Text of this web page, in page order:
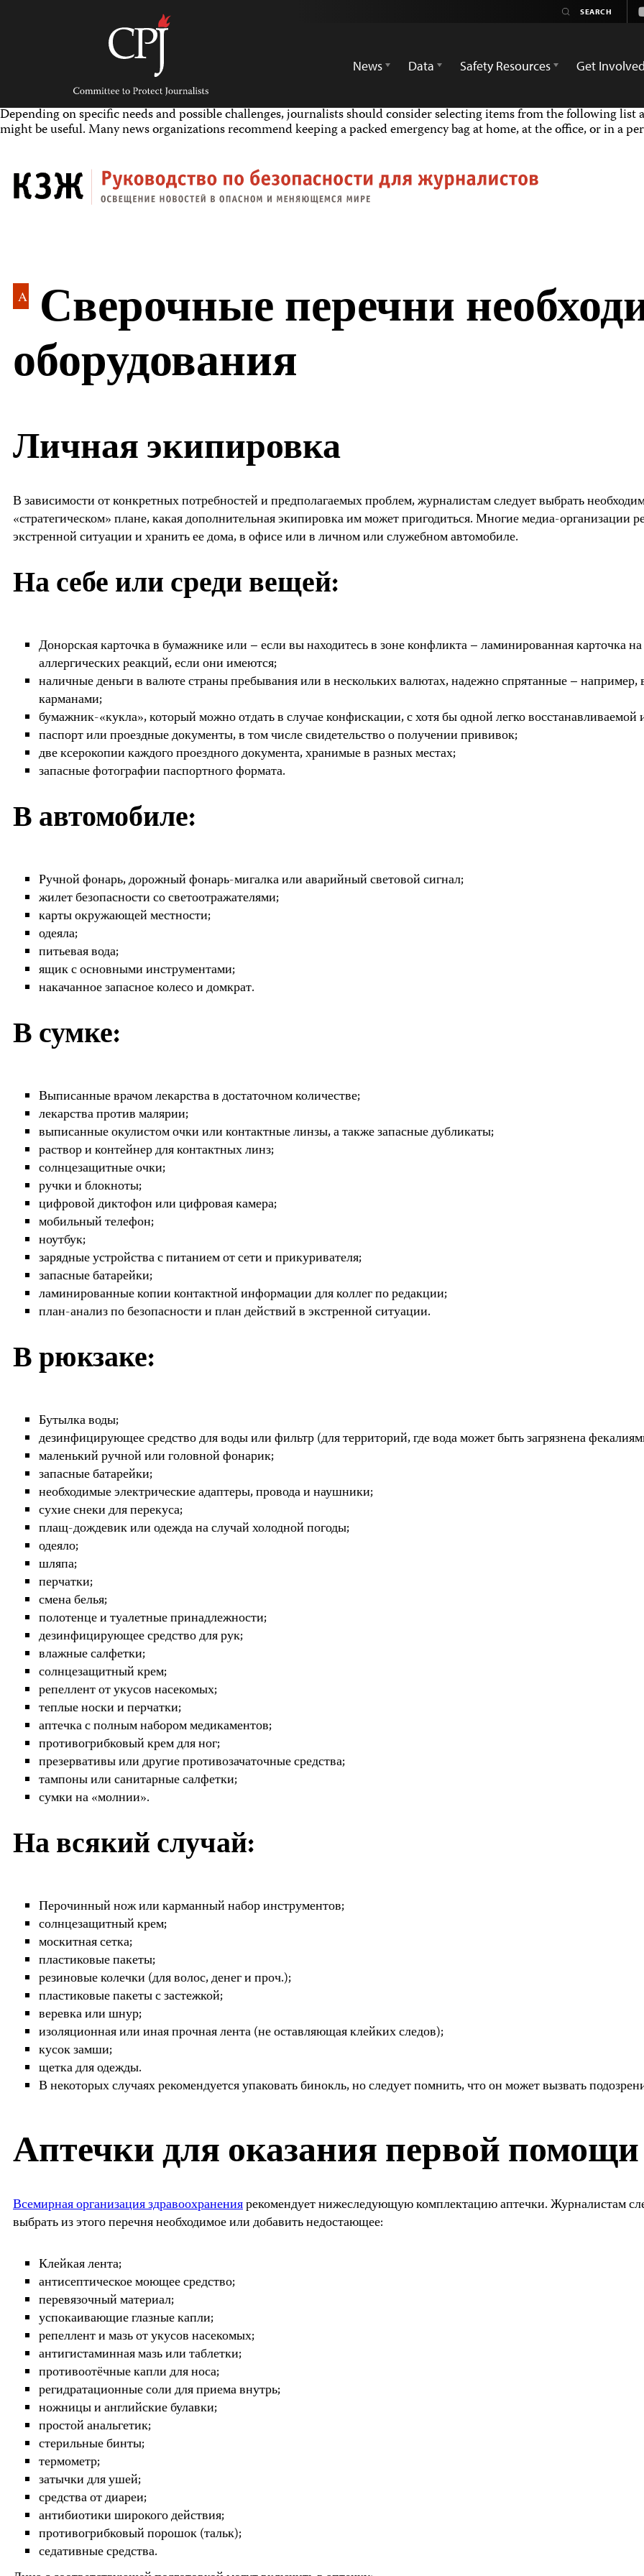
Committee
Protect
Journalists
News Data Safety Resources Get
Depending on specific needs and possible challenges, journalists should consider selecting items from the following
might be useful. Many news organizations recommend keeping a packed emergency bag at home, at the office, or in a
A Сверочные перечни
оборудования
Личная экипировка
В зависимости от конкретных потребностей и предполагаемых проблем, журналистам следует выбрать
«стратегическом» плане, какая дополнительная экипировка им может пригодиться. Многие медиа-организации
экстренной ситуации и хранить ее дома, в офисе или в личном или служебном автомобиле.
На себе или среди вещей:
Донорская карточка в бумажнике или – если вы находитесь в зоне конфликта – ламинированная
аллергических реакций, если они имеются;
наличные деньги в валюте страны пребывания или в нескольких валютах, надежно спрятанные –
карманами;
бумажник-«кукла», который можно отдать в случае конфискации, с хотя бы одной легко
паспорт или проездные документы, в том числе свидетельство о получении прививок;
две ксерокопии каждого проездного документа, хранимые в разных местах;
запасные фотографии паспортного формата.
В автомобиле:
Ручной фонарь, дорожный фонарь-мигалка или аварийный световой сигнал;
жилет безопасности со светоотражателями;
карты окружающей местности;
одеяла;
питьевая вода;
ящик с основными инструментами;
накачанное запасное колесо и домкрат.
В сумке:
Выписанные врачом лекарства в достаточном количестве;
лекарства против малярии;
выписанные окулистом очки или контактные линзы, а также запасные дубликаты;
раствор и контейнер для контактных линз;
солнцезащитные очки;
ручки и блокноты;
цифровой диктофон или цифровая камера;
мобильный телефон;
ноутбук;
зарядные устройства с питанием от сети и прикуривателя;
запасные батарейки;
ламинированные копии контактной информации для коллег по редакции;
план-анализ по безопасности и план действий в экстренной ситуации.
В рюкзаке:
Бутылка воды;
дезинфицирующее средство для воды или фильтр (для территорий, где вода может быть загрязнена
маленький ручной или головной фонарик;
запасные батарейки;
необходимые электрические адаптеры, провода и наушники;
сухие снеки для перекуса;
плащ-дождевик или одежда на случай холодной погоды;
одеяло;
шляпа;
перчатки;
смена белья;
полотенце и туалетные принадлежности;
дезинфицирующее средство для рук;
влажные салфетки;
солнцезащитный крем;
репеллент от укусов насекомых;
теплые носки и перчатки;
аптечка с полным набором медикаментов;
противогрибковый крем для ног;
презервативы или другие противозачаточные средства;
тампоны или санитарные салфетки;
сумки на «молнии».
На всякий случай:
Перочинный нож или карманный набор инструментов;
солнцезащитный крем;
москитная сетка;
пластиковые пакеты;
резиновые колечки (для волос, денег и проч.);
пластиковые пакеты с застежкой;
веревка или шнур;
изоляционная или иная прочная лента (не оставляющая клейких следов);
кусок замши;
щетка для одежды.
В некоторых случаях рекомендуется упаковать бинокль, но следует помнить, что он может вызвать
Аптечки для оказания первой помощи
Всемирная организация здравоохранениярекомендует нижеследующую комплектацию аптечки. Журналистам
выбрать из этого перечня необходимое или добавить недостающее:
Клейкая лента;
антисептическое моющее средство;
перевязочный материал;
успокаивающие глазные капли;
репеллент и мазь от укусов насекомых;
антигистаминная мазь или таблетки;
противоотёчные капли для носа;
регидратационные соли для приема внутрь;
ножницы и английские булавки;
простой анальгетик;
стерильные бинты;
термометр;
затычки для ушей;
средства от диареи;
антибиотики широкого действия;
противогрибковый порошок (тальк);
седативные средства.